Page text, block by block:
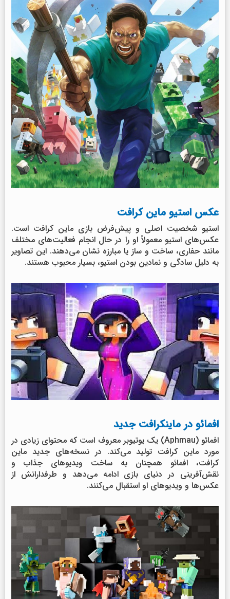
عکس استیو ماین کرافت
استیو شخصیت اصلی و پیش‌فرض بازی ماین کرافت است.
عکس‌های استیو معمولاً او را در حال انجام فعالیت‌های مختلف
مانند حفاری، ساخت و ساز یا مبارزه نشان می‌دهند. این تصاویر
به دلیل سادگی و نمادین بودن استیو، بسیار محبوب هستند.
افمائو در ماینکرافت جدید
افمائو (Aphmau) یک یوتیوبر معروف است که محتوای زیادی در
مورد ماین کرافت تولید می‌کند. در نسخه‌های جدید ماین
کرافت، افمائو همچنان به ساخت ویدیوهای جذاب و
نقش‌آفرینی در دنیای بازی ادامه می‌دهد و طرفدارانش از
عکس‌ها و ویدیوهای او استقبال می‌کنند.